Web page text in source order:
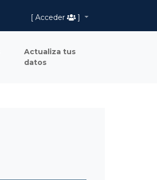
[ Acceder
]
Actualiza tus
datos